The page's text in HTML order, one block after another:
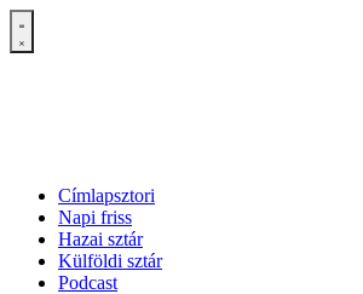
Címlapsztori
Napi friss
Hazai sztár
Külföldi sztár
Podcast